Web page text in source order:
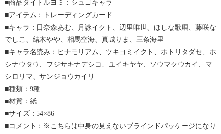
■商品タイトルヨミ：シュゴキャラ
■アイテム：トレーディングカード
■キャラ：日奈森あむ、月詠イクト、辺里唯世、ほしな歌唄、藤咲な
でしこ、結木やや、相馬空海、真城りま、三条海里
■キャラ名読み：ヒナモリアム、ツキヨミイクト、ホトリタダセ、ホ
シナウタウ、フジサキナデシコ、ユイキヤヤ、ソウマクウカイ、マ
シロリマ、サンジョウカイリ
■種類：9種
■材質：紙
■サイズ：54×86
■コメント：※こちらは中身の見えないブラインドパッケージになり